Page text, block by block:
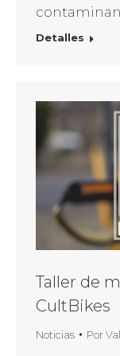
Detalles
Taller de
CultBikes
Noticias Por